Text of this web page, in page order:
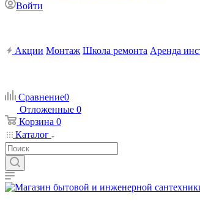
Войти
Акции Монтаж Школа ремонта Аренда
Сравнение0
Отложенные 0
Корзина 0
Каталог